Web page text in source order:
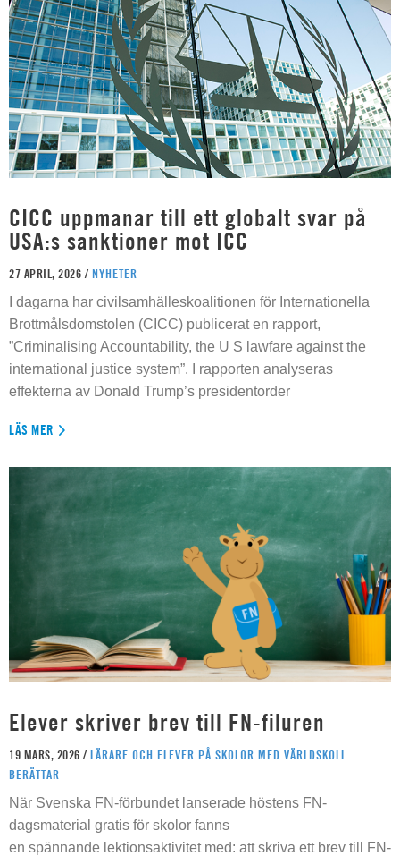
CICC uppmanar till ett globalt svar på
USA:s sanktioner mot ICC
27 APRIL, 2026 / NYHETER
I dagarna har civilsamhälleskoalitionen för Internationella
Brottmålsdomstolen (CICC) publicerat en rapport,
”Criminalising Accountability, the U S lawfare against the
international justice system”. I rapporten analyseras
effekterna av Donald Trump’s presidentorder
LÄS MER
Elever skriver brev till FN-filuren
19 MARS, 2026 / LÄRARE OCH ELEVER PÅ SKOLOR MED VÄRLDSKOLL
BERÄTTAR
När Svenska FN-förbundet lanserade höstens FN-
dagsmaterial gratis för skolor fanns
en spännande lektionsaktivitet med: att skriva ett brev till FN-